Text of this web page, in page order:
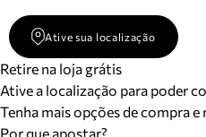
Ative sua localização
Retire na loja grátis
Ative a localização para poder
Tenha mais opções de compra
Por que apostar?